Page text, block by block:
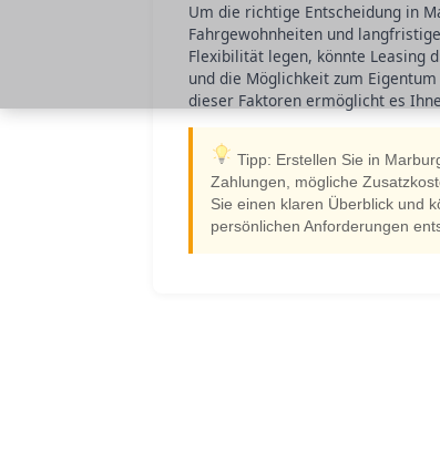
Um die richtige Entscheidung in
Fahrgewohnheiten und
Flexibilität legen, könnte Leasing
und die Möglichkeit zum
dieser Faktoren ermöglicht es
Tipp: Erstellen Sie in
Zahlungen, mögliche
Sie einen klaren Überblick und
persönlichen Anforderungen